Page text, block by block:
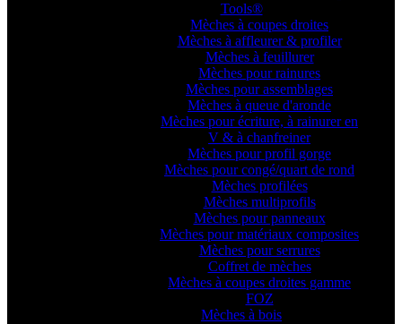
Tools®
Mèches à coupes droites
Mèches à affleurer & profiler
Mèches à feuillurer
Mèches pour rainures
Mèches pour assemblages
Mèches à queue d'aronde
Mèches pour écriture, à rainurer en
V & à chanfreiner
Mèches pour profil gorge
Mèches pour congé/quart de rond
Mèches profilées
Mèches multiprofils
Mèches pour panneaux
Mèches pour matériaux composites
Mèches pour serrures
Coffret de mèches
Mèches à coupes droites gamme
FOZ
Mèches à bois